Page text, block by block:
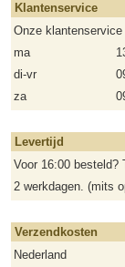
Klantenservice
Onze
ma
di-vr
za
Levertijd
Voor 16:00 besteld?
2 werkdagen. (mits
Verzendkosten
Nederland